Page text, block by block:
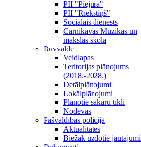
PII "Piejūra"
PII "Riekstiņš"
Sociālais dienests
Carnikavas Mūzikas un
mākslas skola
Būvvalde
Veidlapas
Teritorijas plānojums
(2018.-2028.)
Detālplānojumi
Lokālplānojumi
Plānotie sakaru tīkli
Nodevas
Pašvaldības policija
Aktualitātes
Biežāk uzdotie jautājumi